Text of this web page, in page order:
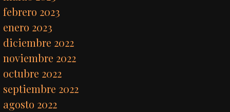
febrero 2023
enero 2023
diciembre 2022
noviembre 2022
octubre 2022
septiembre 2022
agosto 2022